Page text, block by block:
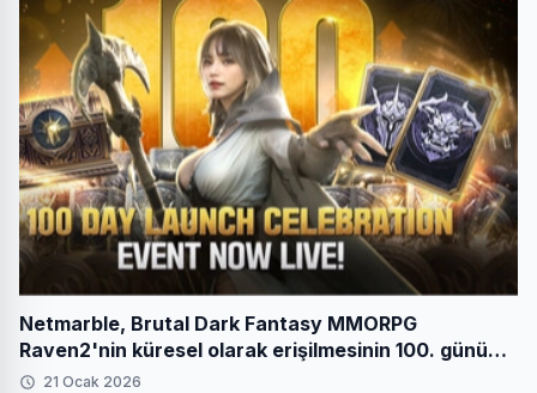
Netmarble, Brutal Dark Fantasy MMORPG
Raven2'nin küresel olarak erişilmesinin 100. gününü
festival etkinlikleriyle kutluyor
21 Ocak 2026